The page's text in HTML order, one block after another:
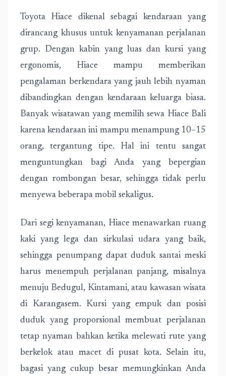
Toyota Hiace dikenal sebagai kendaraan yang
dirancang khusus untuk kenyamanan perjalanan
grup. Dengan kabin yang luas dan kursi yang
ergonomis, Hiace mampu memberikan
pengalaman berkendara yang jauh lebih nyaman
dibandingkan dengan kendaraan keluarga biasa.
Banyak wisatawan yang memilih sewa Hiace Bali
karena kendaraan ini mampu menampung 10–15
orang, tergantung tipe. Hal ini tentu sangat
menguntungkan bagi Anda yang bepergian
dengan rombongan besar, sehingga tidak perlu
menyewa beberapa mobil sekaligus.
Dari segi kenyamanan, Hiace menawarkan ruang
kaki yang lega dan sirkulasi udara yang baik,
sehingga penumpang dapat duduk santai meski
harus menempuh perjalanan panjang, misalnya
menuju Bedugul, Kintamani, atau kawasan wisata
di Karangasem. Kursi yang empuk dan posisi
duduk yang proporsional membuat perjalanan
tetap nyaman bahkan ketika melewati rute yang
berkelok atau macet di pusat kota. Selain itu,
bagasi yang cukup besar memungkinkan Anda